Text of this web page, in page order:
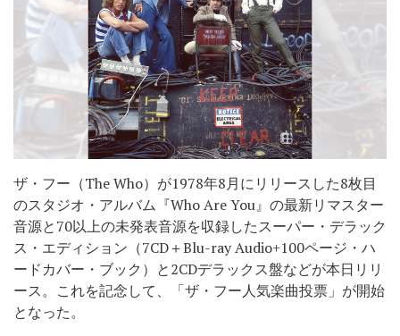
ザ・フー（The Who）が1978年8月にリリースした8枚目
のスタジオ・アルバム『Who Are You』の最新リマスター
音源と70以上の未発表音源を収録したスーパー・デラック
ス・エディション（7CD＋Blu-ray Audio+100ページ・ハ
ードカバー・ブック）と2CDデラックス盤などが本日リリ
ース。これを記念して、「ザ・フー人気楽曲投票」が開始
となった。